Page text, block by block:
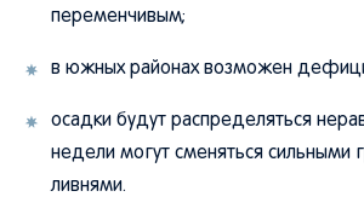
переменчивым;
в южных районах возможен
осадки будут распределяться
недели могут сменяться сильными
ливнями.